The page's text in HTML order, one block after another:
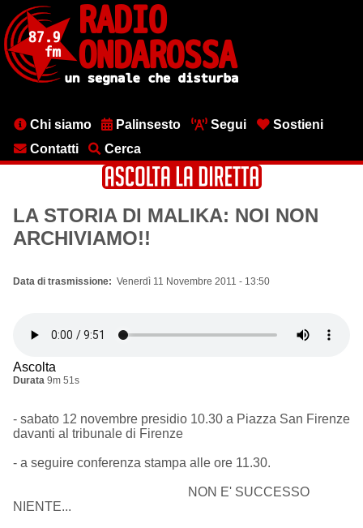
contenuto
principale
MenuChi siamo Palinsesto Segui
Sostieni
Contatti
Cerca
LA STORIA DI MALIKA: NOI NON
ARCHIVIAMO!!
Data di trasmissione Venerdì 11 Novembre 2011 - 13:50
Ascolta
Durata 9m 51s
- sabato 12 novembre presidio 10.30 a Piazza San Firenze
davanti al tribunale di Firenze
- a seguire conferenza stampa alle ore 11.30.
NON E' SUCCESSO
NIENTE...